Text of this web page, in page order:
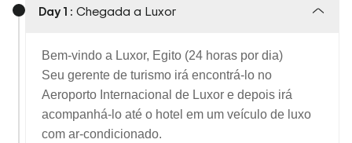
Day 1 : Chegada a Luxor
Bem-vindo a Luxor, Egito (24 horas por dia)
Seu gerente de turismo irá encontrá-lo no
Aeroporto Internacional de Luxor e depois irá
acompanhá-lo até o hotel em um veículo de luxo
com ar-condicionado.